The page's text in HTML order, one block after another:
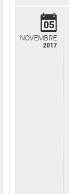
05
NOVEMBRE
2017